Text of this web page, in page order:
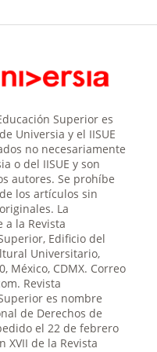
Superior es
Universia y el IISUE
no necesariamente
o del IISUE y son
autores. Se prohíbe
los artículos sin
La
la Revista
Edificio del
Universitario,
México, CDMX. Correo
Revista
es nombre
de Derechos de
el 22 de febrero
XVII de la Revista